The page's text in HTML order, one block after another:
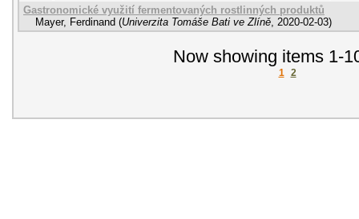
Gastronomické využití fermentovaných rostlinných produktů
Mayer, Ferdinand (Univerzita Tomáše Bati ve Zlíně 2020-02-03)
Now showing items 1-
1 2